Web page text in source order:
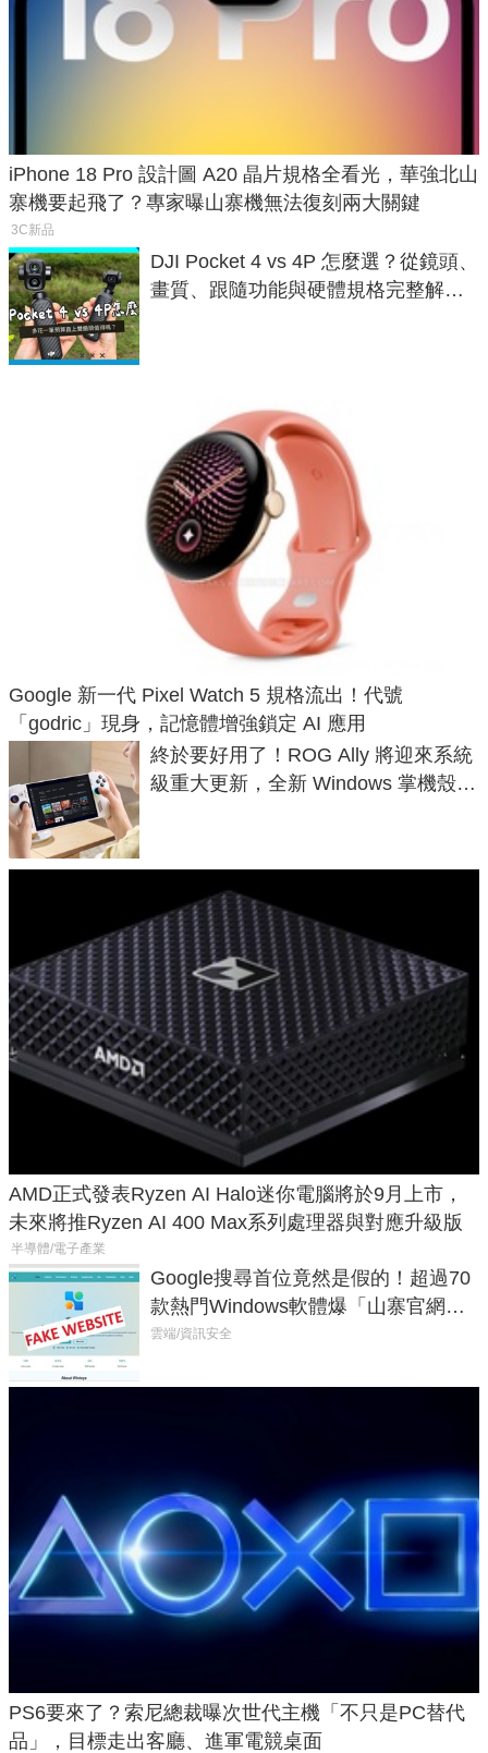
iPhone 18 Pro 設計圖 A20 晶片規格全看光，華強北山
寨機要起飛了？專家曝山寨機無法復刻兩大關鍵
3C新品
DJI Pocket 4 vs 4P 怎麼選？從鏡頭、
畫質、跟隨功能與硬體規格完整解
Google 新一代 Pixel Watch 5 規格流出！代號
「godric」現身，記憶體增強鎖定 AI 應用
終於要好用了！ROG Ally 將迎來系統
級重大更新，全新 Windows 掌機殼模
AMD正式發表Ryzen AI Halo迷你電腦將於9月上市，
未來將推Ryzen AI 400 Max系列處理器與對應升級版
半導體/電子產業
Google搜尋首位竟然是假的！超過70
款熱門Windows軟體爆「山寨官網」
危機
雲端/資訊安全
PS6要來了？索尼總裁曝次世代主機「不只是PC替代
品」，目標走出客廳、進軍電競桌面